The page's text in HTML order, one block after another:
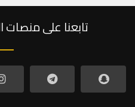
تابعنا على منصات